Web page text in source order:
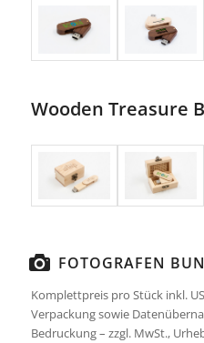
Wooden Treasure
FOTOGRAFEN
Komplettpreis pro Stück inkl.
Verpackung sowie
Bedruckung – zzgl. MwSt.,